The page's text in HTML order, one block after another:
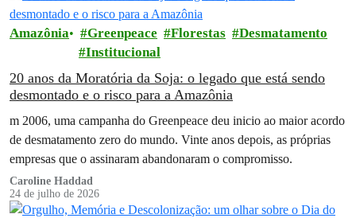
Amazônia Greenpeace Florestas
Desmatamento
Institucional
20 anos da Moratória da Soja: o legado que está sendo
desmontado e o risco para a Amazônia
m 2006, uma campanha do Greenpeace deu inicio ao maior acordo
de desmatamento zero do mundo. Vinte anos depois, as próprias
empresas que o assinaram abandonaram o compromisso.
Caroline Haddad
24 de julho de 2026